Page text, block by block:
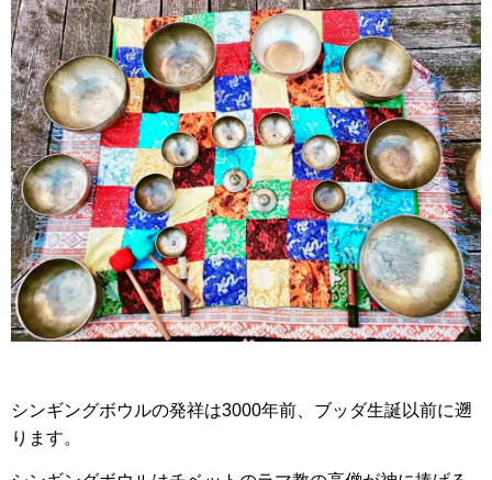
シンギングボウルの発祥は3000年前、ブッダ生誕以前に遡
ります。